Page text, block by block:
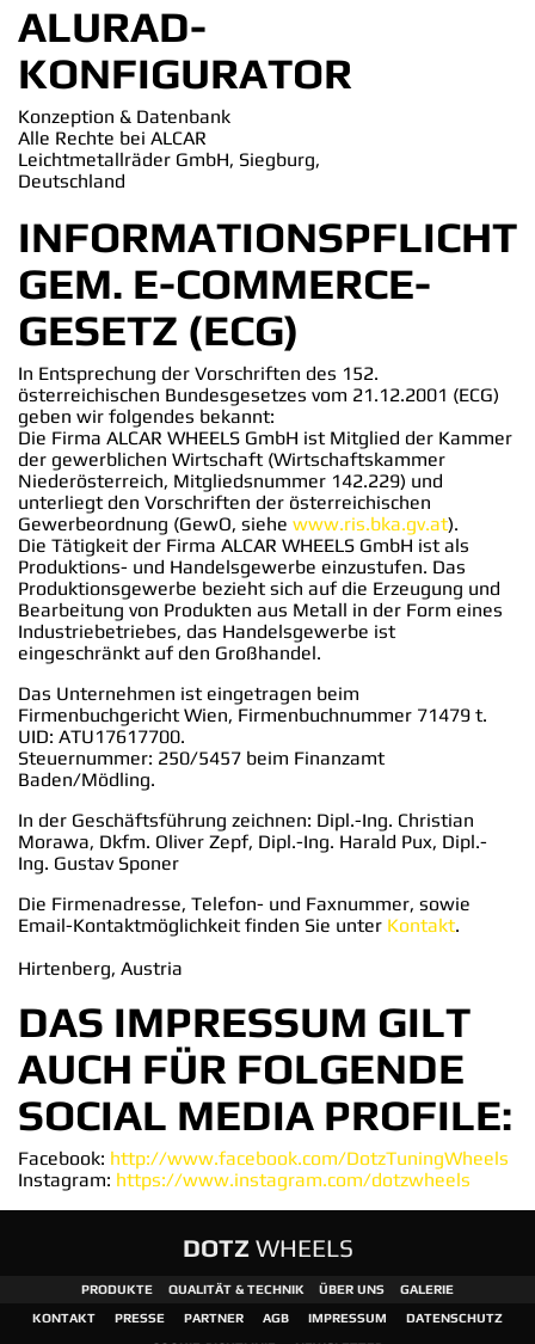
ALURAD-
KONFIGURATOR
Konzeption & Datenbank
Alle Rechte bei ALCAR
Leichtmetallräder GmbH, Siegburg,
Deutschland
INFORMATIONSPFLICHT
GEM. E-COMMERCE-
GESETZ (ECG)
In Entsprechung der Vorschriften des 152.
österreichischen Bundesgesetzes vom 21.12.2001 (ECG)
geben wir folgendes bekannt:
Die Firma ALCAR WHEELS GmbH ist Mitglied der Kammer
der gewerblichen Wirtschaft (Wirtschaftskammer
Niederösterreich, Mitgliedsnummer 142.229) und
unterliegt den Vorschriften der österreichischen
Gewerbeordnung (GewO, siehe www.ris.bka.gv.at).
Die Tätigkeit der Firma ALCAR WHEELS GmbH ist als
Produktions- und Handelsgewerbe einzustufen. Das
Produktionsgewerbe bezieht sich auf die Erzeugung und
Bearbeitung von Produkten aus Metall in der Form eines
Industriebetriebes, das Handelsgewerbe ist
eingeschränkt auf den Großhandel.
Das Unternehmen ist eingetragen beim
Firmenbuchgericht Wien, Firmenbuchnummer 71479 t.
UID: ATU17617700.
Steuernummer: 250/5457 beim Finanzamt
Baden/Mödling.
In der Geschäftsführung zeichnen: Dipl.-Ing. Christian
Morawa, Dkfm. Oliver Zepf, Dipl.-Ing. Harald Pux, Dipl.-
Ing. Gustav Sponer
Die Firmenadresse, Telefon- und Faxnummer, sowie
Email-Kontaktmöglichkeit finden Sie unter Kontakt.
Hirtenberg, Austria
DAS IMPRESSUM GILT
AUCH FÜR FOLGENDE
SOCIAL MEDIA PROFILE:
Facebook: http://www.facebook.com/DotzTuningWheels
Instagram: https://www.instagram.com/dotzwheels
DOTZ WHEELS
PRODUKTE QUALITÄT & TECHNIK ÜBER UNS
GALERIE
KONTAKT
PRESSE PARTNER AGB IMPRESSUM DATENSCHUTZ